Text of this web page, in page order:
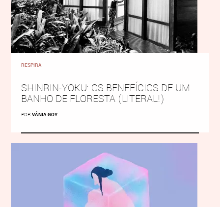
RESPIRA
SHINRIN-YOKU: OS BENEFÍCIOS DE UM
BANHO DE FLORESTA (LITERAL!)
POR VÂNIA GOY